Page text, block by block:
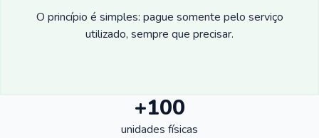
O princípio é simples: pague somente pelo serviço
utilizado, sempre que precisar.
+100
unidades físicas